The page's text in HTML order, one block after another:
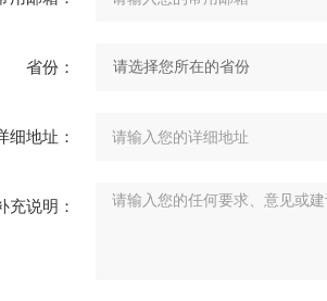
省份：
细地址：
充说明：